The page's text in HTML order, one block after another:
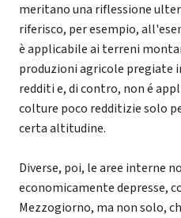
meritano una riflessione
riferisco, per esempio,
è applicabile ai terreni
produzioni agricole pregiate
redditi e, di contro, non é
colture poco redditizie solo
certa altitudine.
Diverse, poi, le aree interne
economicamente depresse,
Mezzogiorno, ma non solo,